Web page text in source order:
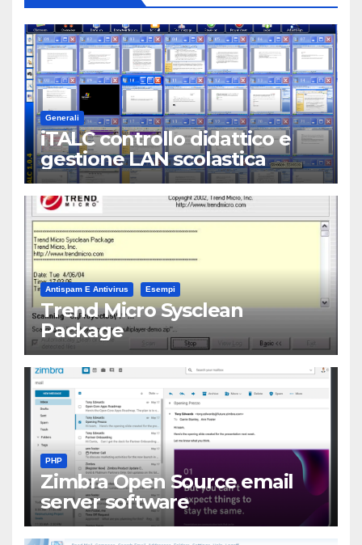
Generali
iTALC controllo didattico e
gestione LAN scolastica
Antispam E Antivirus Esempi
Trend Micro Sysclean
Package
PHP
Zimbra Open Source email
server software